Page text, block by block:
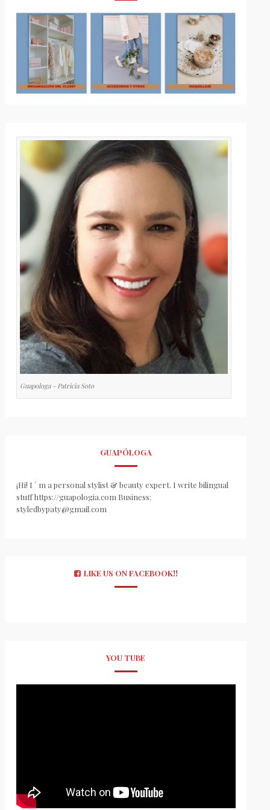
Guapologa - Patricia Soto
GUAPÓLOGA
¡Hi! I ´ m a personal stylist & beauty expert. I write bilingual
stuff https://guapologia.com Business:
styledbypaty@gmail.com
LIKE US ON FACEBOOK!!
YOU TUBE